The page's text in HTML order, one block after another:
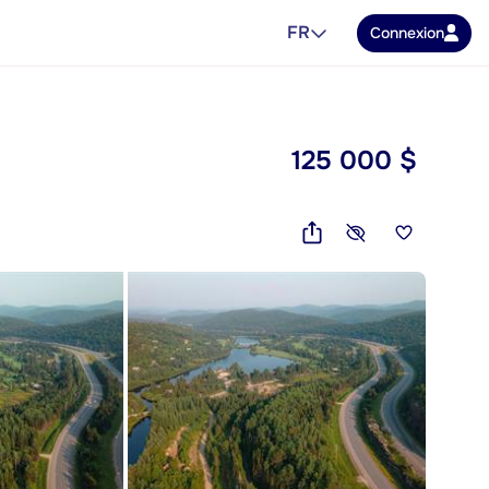
FR Connexion
125 000 $